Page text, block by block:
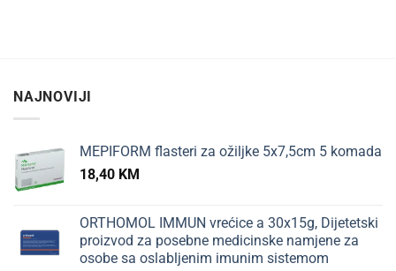
NAJNOVIJI
MEPIFORM flasteri za ožiljke 5x7,5cm 5 komada
18,40 KM
ORTHOMOL IMMUN vrećice a 30x15g, Dijetetski
proizvod za posebne medicinske namjene za
osobe sa oslabljenim imunim sistemom